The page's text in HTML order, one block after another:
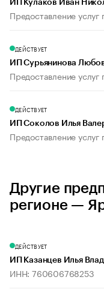
ИП Кулаков Иван
Предоставление услуг
ДЕЙСТВУЕТ
ИП Сурьянинова
Предоставление услуг
ДЕЙСТВУЕТ
ИП Соколов Илья
Предоставление услуг
Другие
регионе —
ДЕЙСТВУЕТ
ИП Казанцев Илья
ИНН: 760606768253